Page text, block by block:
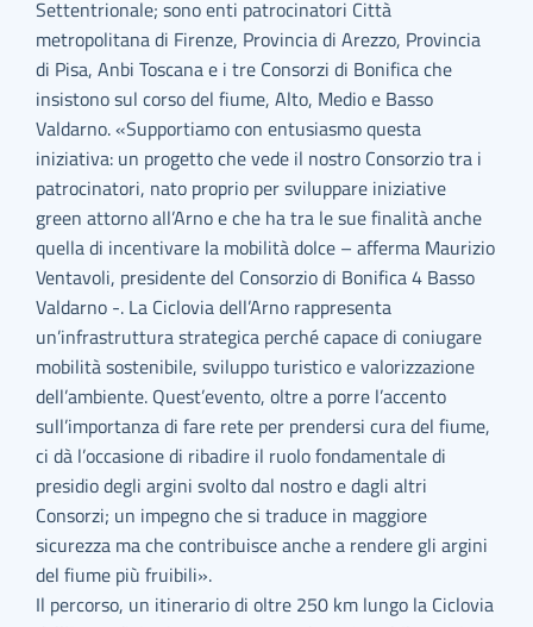
Settentrionale; sono enti patrocinatori Città
metropolitana di Firenze, Provincia di Arezzo, Provincia
di Pisa, Anbi Toscana e i tre Consorzi di Bonifica che
insistono sul corso del fiume, Alto, Medio e Basso
Valdarno. «Supportiamo con entusiasmo questa
iniziativa: un progetto che vede il nostro Consorzio tra i
patrocinatori, nato proprio per sviluppare iniziative
green attorno all’Arno e che ha tra le sue finalità anche
quella di incentivare la mobilità dolce – afferma Maurizio
Ventavoli, presidente del Consorzio di Bonifica 4 Basso
Valdarno -. La Ciclovia dell’Arno rappresenta
un’infrastruttura strategica perché capace di coniugare
mobilità sostenibile, sviluppo turistico e valorizzazione
dell’ambiente. Quest’evento, oltre a porre l’accento
sull’importanza di fare rete per prendersi cura del fiume,
ci dà l’occasione di ribadire il ruolo fondamentale di
presidio degli argini svolto dal nostro e dagli altri
Consorzi; un impegno che si traduce in maggiore
sicurezza ma che contribuisce anche a rendere gli argini
del fiume più fruibili».
Il percorso, un itinerario di oltre 250 km lungo la Ciclovia